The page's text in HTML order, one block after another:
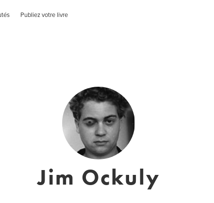
Publiez votre livre
Jim Ockuly